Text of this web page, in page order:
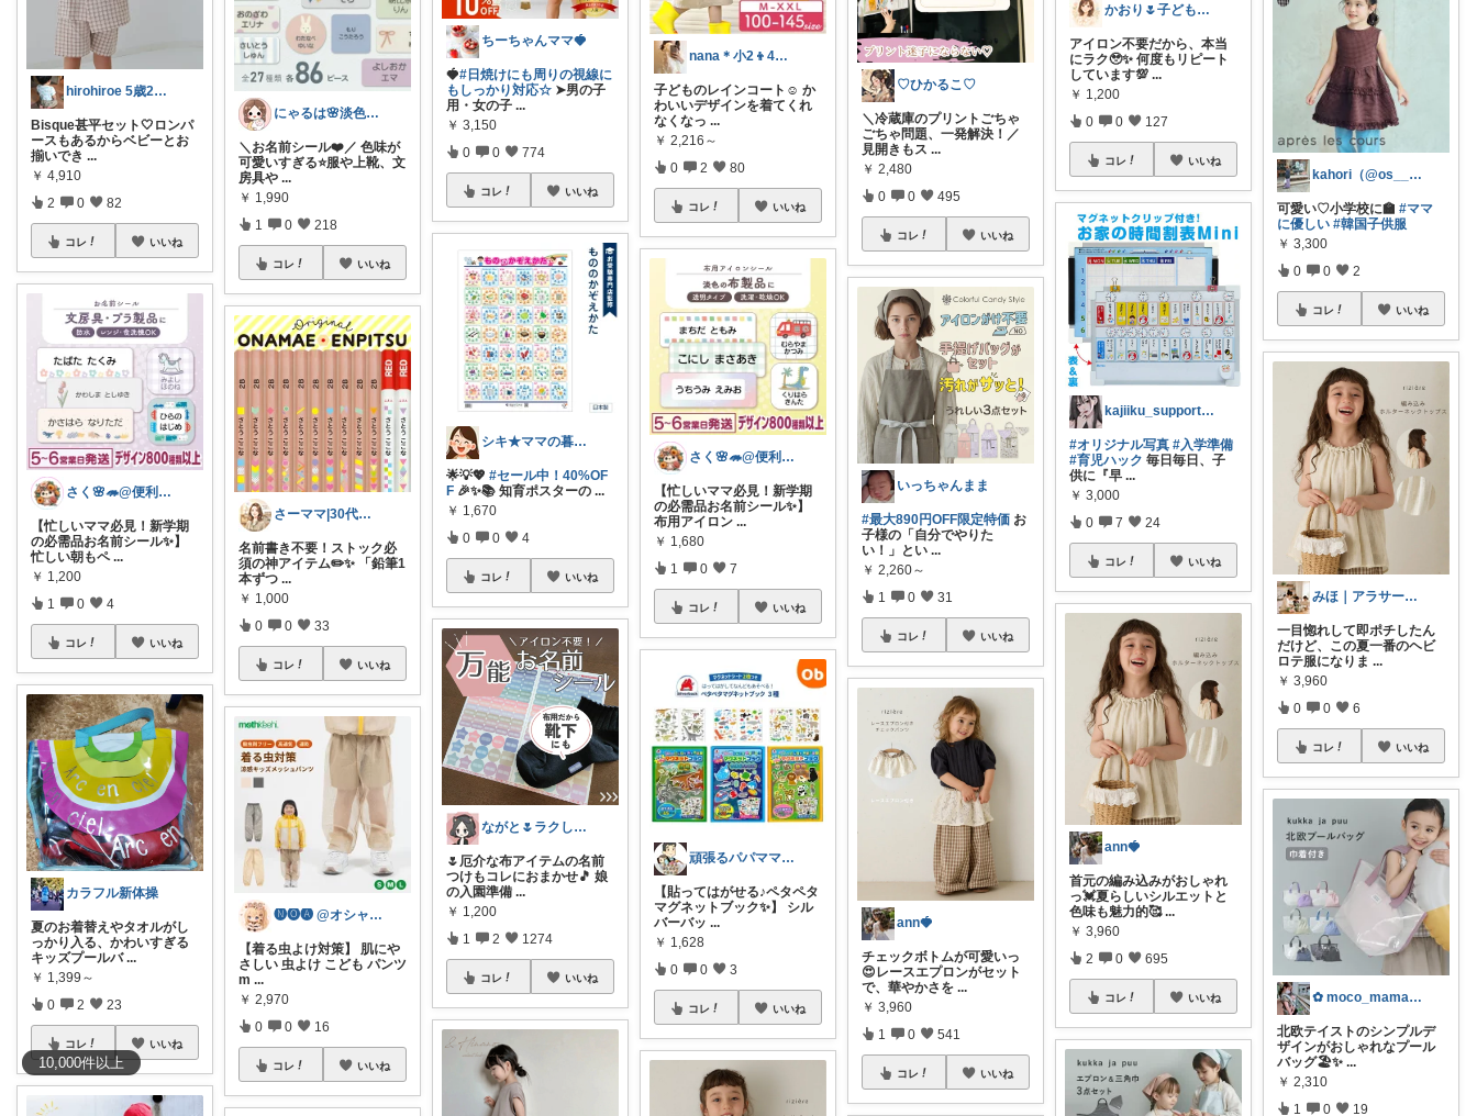
10,000件以上
hirohiroe 5歳2歳👦👧
Bisque甚平セット🤍ロンパ
ースもあるからベビーとお
揃いでき ...
￥ 4,910
2 0 82
コレ いいね
さく🌸🦔@便利でかわいいを探す旅
【忙しいママ必見！新学期
の必需品お名前シール✨】
忙しい朝もペ ...
￥ 1,200
1 0 4
コレ いいね
カラフル新体操
夏のお着替えやタオルがし
っかり入る、かわいすぎる
キッズプールバ ...
￥ 1,399～
0 2 23
コレ いいね
にゃるは🌸淡色ベビーキッズマタニティ
＼お名前シール❤️／ 色味が
可愛いすぎる⭐️服や上靴、文
房具や ...
￥ 1,990
1 0 218
コレ いいね
さーママ|30代小2女児ママ🎀
名前書き不要！ストック必
須の神アイテム✏️✨ 「鉛筆1
本ずつ ...
￥ 1,000
0 0 33
コレ いいね
🅝🅞🅐 @オシャレで便利な雑貨🌼
【着る虫よけ対策】 肌にや
さしい 虫よけ こども パンツ
m ...
￥ 2,970
0 0 16
コレ いいね
ちーちゃんママ🍓
🍓#日焼けにも周りの視線に
もしっかり対応☆ ➤男の子
用・女の子 ...
￥ 3,150
0 0 774
コレ いいね
シキ★ママの暮らし、キッズ
🌟💡💖#セール中！40%OF
F 🎉✨📚 知育ポスターの ...
￥ 1,670
0 0 4
コレ いいね
ながと🌷ラクしてときめく暮らし
🌷厄介な布アイテムの名前
つけもコレにおまかせ🎵 娘
の入園準備 ...
￥ 1,200
1 2 1274
コレ いいね
nana＊小2👦4才👦 知育ママ
子どものレインコート☺︎ か
わいいデザインを着てくれ
なくなっ ...
￥ 2,216～
0 2 80
コレ いいね
さく🌸🦔@便利でかわいいを探す旅
【忙しいママ必見！新学期
の必需品お名前シール✨】
布用アイロン ...
￥ 1,680
1 0 7
コレ いいね
頑張るパパママ応援隊@育児・子供用品紹介
【貼ってはがせる♪ペタペタ
マグネットブック✨】 シル
バーバッ ...
￥ 1,628
0 0 3
コレ いいね
♡ひかるこ♡
＼冷蔵庫のプリントごちゃ
ごちゃ問題、一発解決！／
見開きもス ...
￥ 2,480
0 0 495
コレ いいね
いっちゃんまま
#最大890円OFF限定特価 お
子様の「自分でやりた
い！」とい ...
￥ 2,260～
1 0 31
コレ いいね
ann🍓
チェックボトムが可愛いっ
😍レースエプロンがセット
で、華やかさを ...
￥ 3,960
1 0 541
コレ いいね
かおり🌷子ども＊遊び＊植物＊暮らし
アイロン不要だから、本当
にラク🥹✨ 何度もリピート
しています💯 ...
￥ 1,200
0 0 127
コレ いいね
kajiiku_support.jp
#オリジナル写真 #入学準備
#育児ハック 毎日毎日、子
供に『早 ...
￥ 3,000
0 7 24
コレ いいね
ann🍓
首元の編み込みがおしゃれ
っ💓夏らしいシルエットと
色味も魅力的🥰 ...
￥ 3,960
2 0 695
コレ いいね
kahori（@os___nt）
可愛い♡小学校に🏫#ママ
に優しい #韓国子供服
￥ 3,300
0 0 2
コレ いいね
みほ｜アラサー主婦｜共働き｜2児育児中
一目惚れして即ポチしたん
だけど、この夏一番のヘビ
ロテ服になりま ...
￥ 3,960
0 0 6
コレ いいね
✿ moco_mama_life ✿
北欧テイストのシンプルデ
ザインがおしゃれなプール
バッグ🏖️✨...
￥ 2,310
1 0 19